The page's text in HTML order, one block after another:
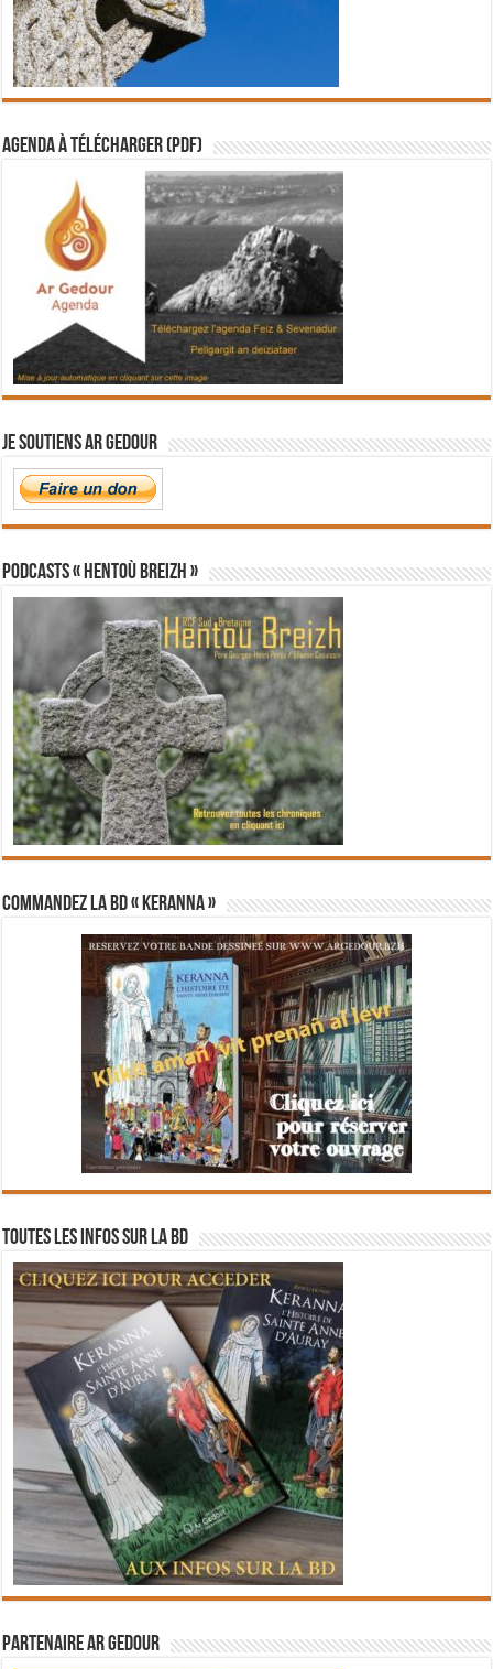
Agenda à télécharger (PDF)
Je soutiens Ar Gedour
PODCASTS « Hentoù Breizh »
Commandez la BD « Keranna »
Toutes les infos sur la BD
Partenaire Ar Gedour